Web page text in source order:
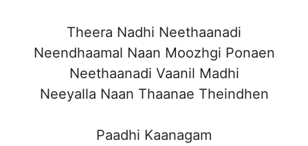
Theera Nadhi Neethaanadi
Neendhaamal Naan Moozhgi Ponaen
Neethaanadi Vaanil Madhi
Neeyalla Naan Thaanae Theindhen
Paadhi Kaanagam